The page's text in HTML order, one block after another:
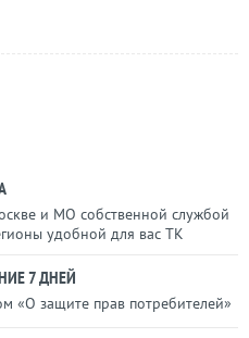
и МО собственной службой
удобной для вас ТК
7 ДНЕЙ
«О защите прав потребителей»